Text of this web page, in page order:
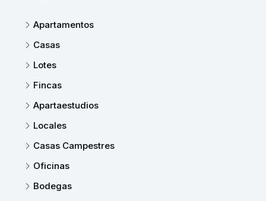
Apartamentos
Casas
Lotes
Fincas
Apartaestudios
Locales
Casas Campestres
Oficinas
Bodegas